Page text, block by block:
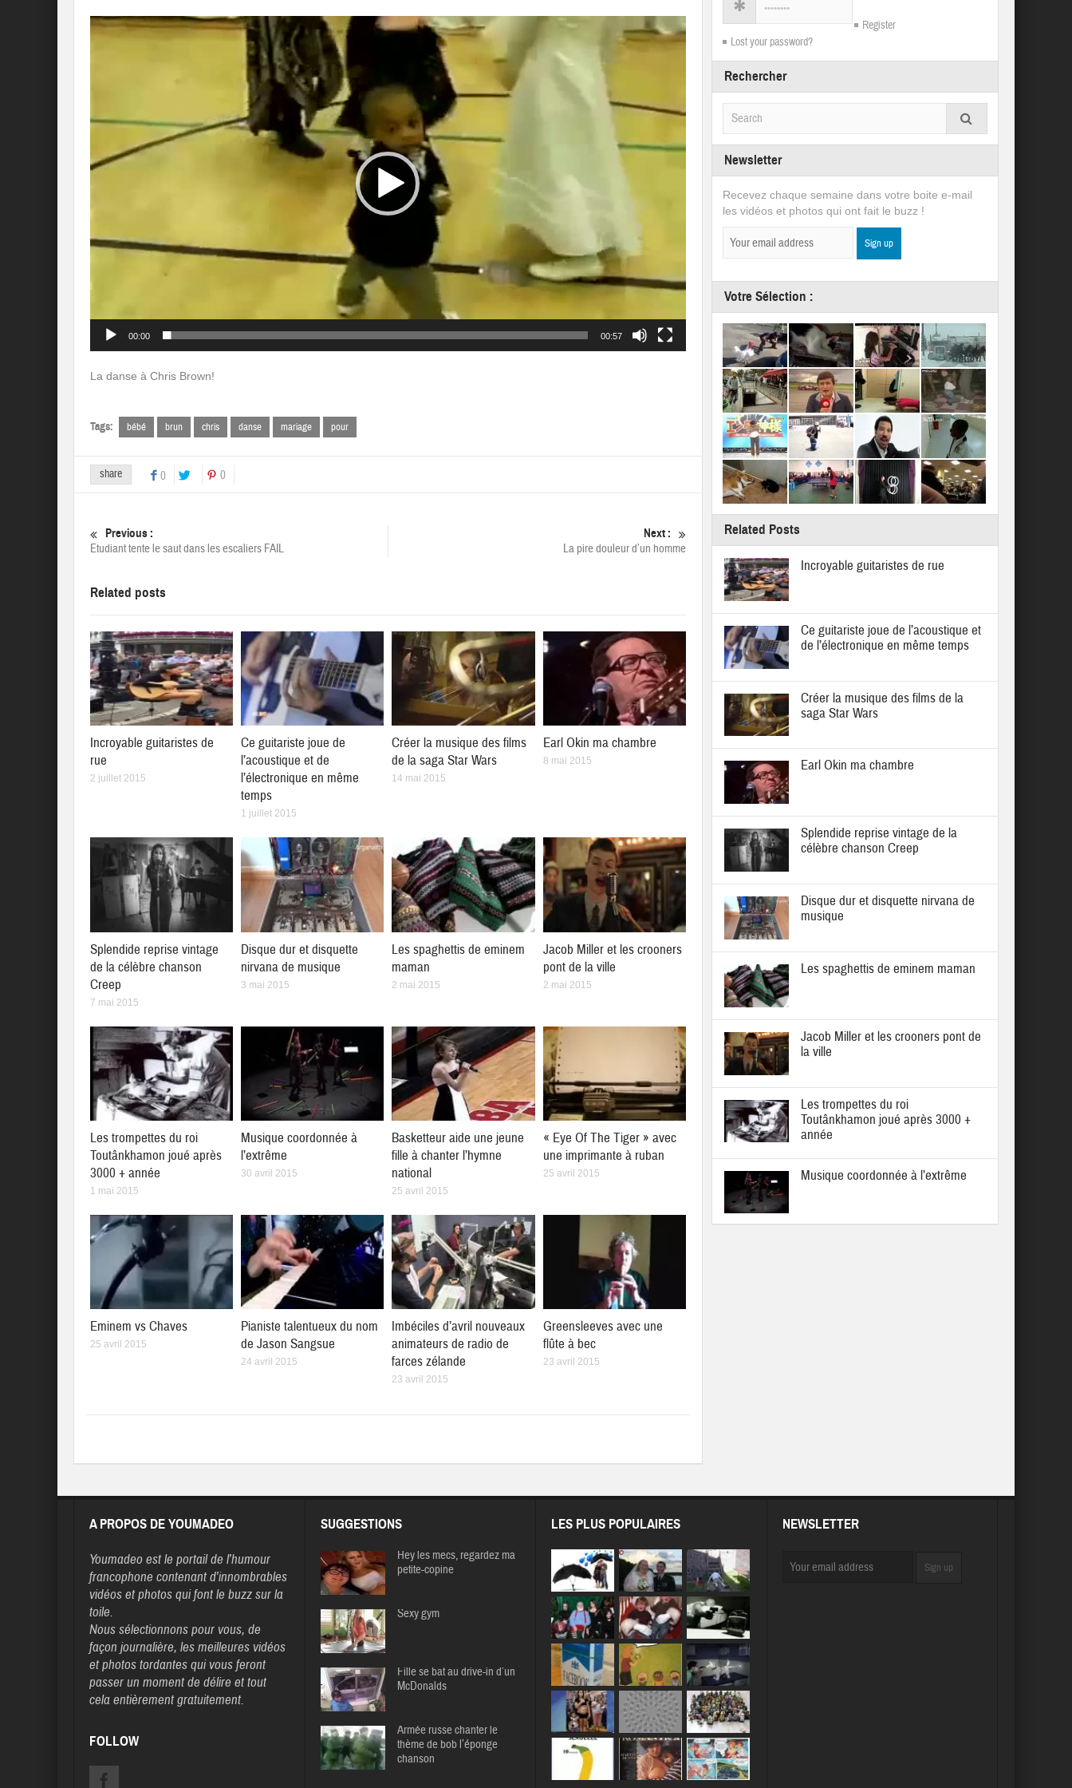
Lecteur
00:00 00:57
La danse à Chris Brown!
Tags: bébé brun chris danse mariage pour
share 0 0
Previous :
Etudiant tente le saut dans les escaliers FAIL
Next :
La pire douleur d’un homme
Related posts
Incroyable guitaristes de
rue
2 juillet 2015
Ce guitariste joue de
l’acoustique et de
l’électronique en même
temps
1 juillet 2015
Créer la musique des films
de la saga Star Wars
14 mai 2015
Earl Okin ma chambre
8 mai 2015
Splendide reprise vintage
de la célèbre chanson
Creep
7 mai 2015
Disque dur et disquette
nirvana de musique
3 mai 2015
Les spaghettis de eminem
maman
2 mai 2015
Jacob Miller et les crooners
pont de la ville
2 mai 2015
Les trompettes du roi
Toutânkhamon joué après
3000 + année
1 mai 2015
Musique coordonnée à
l’extrême
30 avril 2015
Basketteur aide une jeune
fille à chanter l’hymne
national
25 avril 2015
« Eye Of The Tiger » avec
une imprimante à ruban
25 avril 2015
Eminem vs Chaves
25 avril 2015
Pianiste talentueux du nom
de Jason Sangsue
24 avril 2015
Imbéciles d’avril nouveaux
animateurs de radio de
farces zélande
23 avril 2015
Greensleeves avec une
flûte à bec
23 avril 2015
Register
Lost your password?
Rechercher
Newsletter
Recevez chaque semaine dans votre boite e-mail
les vidéos et photos qui ont fait le buzz !
Votre Sélection :
Related Posts
Incroyable guitaristes de rue
Ce guitariste joue de l’acoustique et
de l’électronique en même temps
Créer la musique des films de la
saga Star Wars
Earl Okin ma chambre
Splendide reprise vintage de la
célèbre chanson Creep
Disque dur et disquette nirvana de
musique
Les spaghettis de eminem maman
Jacob Miller et les crooners pont de
la ville
Les trompettes du roi
Toutânkhamon joué après 3000 +
année
Musique coordonnée à l’extrême
A PROPOS DE YOUMADEO
Youmadeo est le portail de l’humour
francophone contenant d’innombrables
vidéos et photos qui font le buzz sur la
toile.
Nous sélectionnons pour vous, de
façon journalière, les meilleures vidéos
et photos tordantes qui vous feront
passer un moment de délire et tout
cela entièrement gratuitement.
FOLLOW
SUGGESTIONS
Hey les mecs, regardez ma
petite-copine
Sexy gym
Fille se bat au drive-in d’un
McDonalds
Armée russe chanter le
thème de bob l’éponge
chanson
LES PLUS POPULAIRES NEWSLETTER